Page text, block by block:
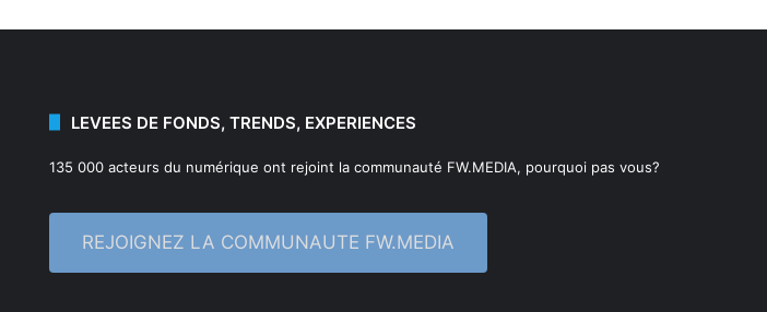
LEVEES DE FONDS, TRENDS, EXPERIENCES
135 000 acteurs du numérique ont rejoint la communauté FW.MEDIA, pourquoi pas vous?
REJOIGNEZ LA COMMUNAUTE FW.MEDIA